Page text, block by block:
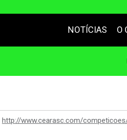
NOTÍCIAS O
http://www.cearasc.com/